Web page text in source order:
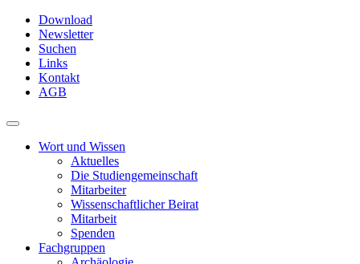
Skip
main
content
Download
Newsletter
Suchen
Links
Kontakt
AGB
Toggle
navigationWort und Wissen
Aktuelles
Die Studiengemeinschaft
Mitarbeiter
Wissenschaftlicher Beirat
Mitarbeit
Spenden
Fachgruppen